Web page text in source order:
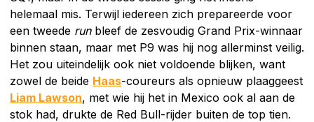
helemaal mis. Terwijl iedereen zich prepareerde voor
een tweede runbleef de zesvoudig Grand Prix-winnaar
binnen staan, maar met P9 was hij nog allerminst veilig.
Het zou uiteindelijk ook niet voldoende blijken, want
zowel de beide Haas-coureurs als opnieuw plaaggeest
Liam Lawson, met wie hij het in Mexico ook al aan de
stok had, drukte de Red Bull-rijder buiten de top tien.